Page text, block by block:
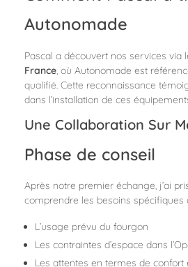
Autonomade
Pascal a découvert nos services via
France, où Autonomade est
qualifié. Cette reconnaissance
dans l’installation de ces
Une Collaboration Sur
Phase de conseil
Après notre premier échange, j’ai
comprendre les besoins spécifiques
L’usage prévu du fourgon
Les contraintes d’espace dans
Les attentes en termes de confort